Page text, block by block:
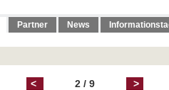
Partner News
< 2 / 9 >